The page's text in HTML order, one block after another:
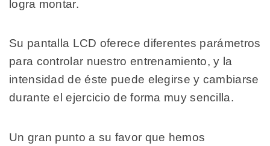
logra montar.
Su pantalla LCD oferece diferentes parámetros
para controlar nuestro entrenamiento, y la
intensidad de éste puede elegirse y cambiarse
durante el ejercicio de forma muy sencilla.
Un gran punto a su favor que hemos